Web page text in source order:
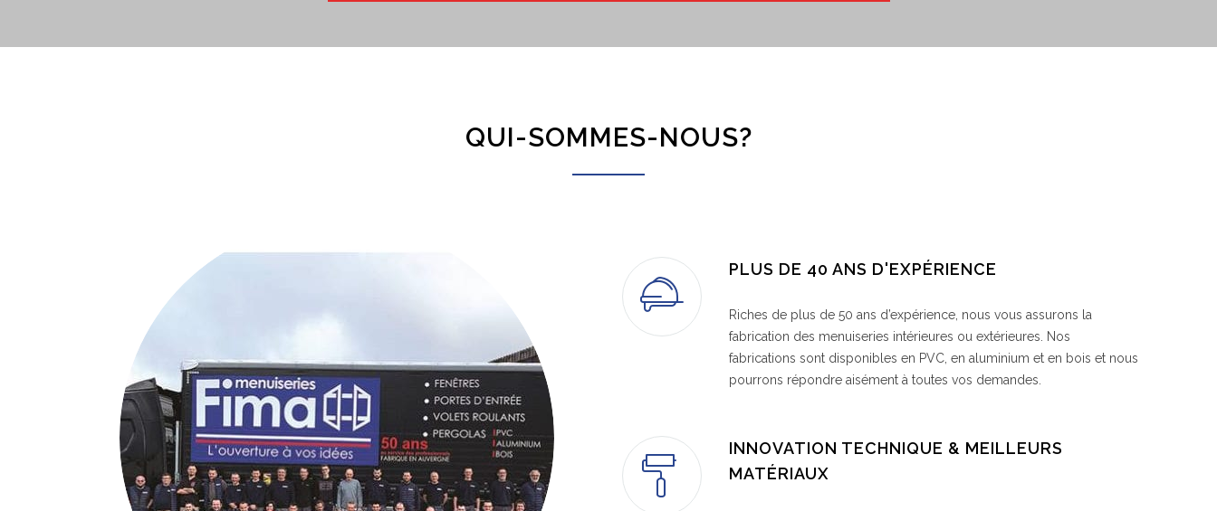
QUI-SOMMES-NOUS?
PLUS DE 40 ANS D'EXPÉRIENCE
Riches de plus de 50 ans d’expérience, nous vous assurons la
fabrication des menuiseries intérieures ou extérieures. Nos
fabrications sont disponibles en PVC, en aluminium et en bois et nous
pourrons répondre aisément à toutes vos demandes.
INNOVATION TECHNIQUE & MEILLEURS
MATÉRIAUX